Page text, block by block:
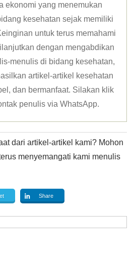
ekonomi yang menemukan
kesehatan sejak memiliki
untuk terus memahami
dengan mengabdikan
menulis di bidang kesehatan,
artikel-artikel kesehatan
dan bermanfaat. Silakan klik
penulis via WhatsApp.
dari artikel-artikel kami? Mohon
menyemangati kami menulis
Share